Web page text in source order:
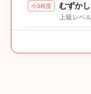
小3程度 むずか
上級レベ